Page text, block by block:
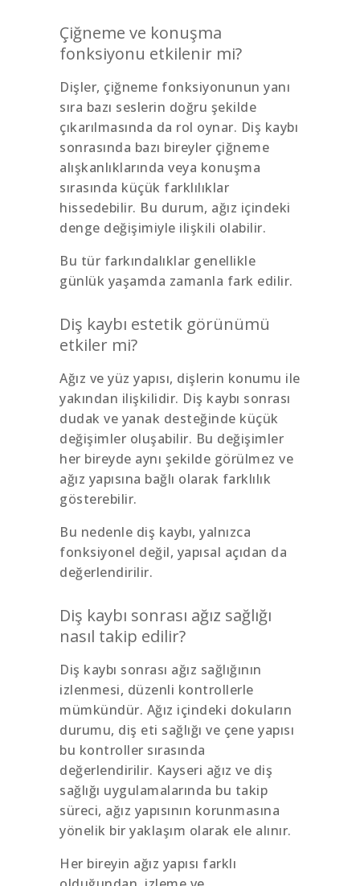
Çiğneme ve konuşma
fonksiyonu etkilenir mi?
Dişler, çiğneme fonksiyonunun yanı
sıra bazı seslerin doğru şekilde
çıkarılmasında da rol oynar. Diş kaybı
sonrasında bazı bireyler çiğneme
alışkanlıklarında veya konuşma
sırasında küçük farklılıklar
hissedebilir. Bu durum, ağız içindeki
denge değişimiyle ilişkili olabilir.
Bu tür farkındalıklar genellikle
günlük yaşamda zamanla fark edilir.
Diş kaybı estetik görünümü
etkiler mi?
Ağız ve yüz yapısı, dişlerin konumu ile
yakından ilişkilidir. Diş kaybı sonrası
dudak ve yanak desteğinde küçük
değişimler oluşabilir. Bu değişimler
her bireyde aynı şekilde görülmez ve
ağız yapısına bağlı olarak farklılık
gösterebilir.
Bu nedenle diş kaybı, yalnızca
fonksiyonel değil, yapısal açıdan da
değerlendirilir.
Diş kaybı sonrası ağız sağlığı
nasıl takip edilir?
Diş kaybı sonrası ağız sağlığının
izlenmesi, düzenli kontrollerle
mümkündür. Ağız içindeki dokuların
durumu, diş eti sağlığı ve çene yapısı
bu kontroller sırasında
değerlendirilir. Kayseri ağız ve diş
sağlığı uygulamalarında bu takip
süreci, ağız yapısının korunmasına
yönelik bir yaklaşım olarak ele alınır.
Her bireyin ağız yapısı farklı